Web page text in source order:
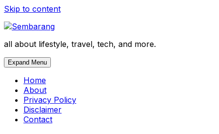
Skip to content
all about lifestyle, travel, tech, and more.
Expand Menu
Home
About
Privacy Policy
Disclaimer
Contact